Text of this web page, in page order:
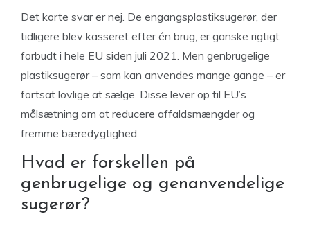
Det korte svar er nej. De engangsplastiksugerør, der
tidligere blev kasseret efter én brug, er ganske rigtigt
forbudt i hele EU siden juli 2021. Men genbrugelige
plastiksugerør – som kan anvendes mange gange – er
fortsat lovlige at sælge. Disse lever op til EU’s
målsætning om at reducere affaldsmængder og
fremme bæredygtighed.
Hvad er forskellen på
genbrugelige og genanvendelige
sugerør?